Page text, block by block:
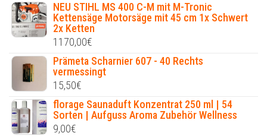
NEU STIHL MS 400 C-M mit M-Tronic
Kettensäge Motorsäge mit 45 cm 1x Schwert
2x Ketten
1170,00€
Prämeta Scharnier 607 - 40 Rechts
vermessingt
15,50€
florage Saunaduft Konzentrat 250 ml | 54
Sorten | Aufguss Aroma Zubehör Wellness
9,00€